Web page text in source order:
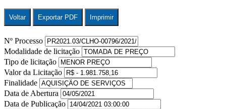
Voltar Exportar PDF Imprimir
Nº Processo
Modalidade de licitação
Tipo de licitação
Valor da Licitação
Finalidade
Data de Abertura
Data de Publicação